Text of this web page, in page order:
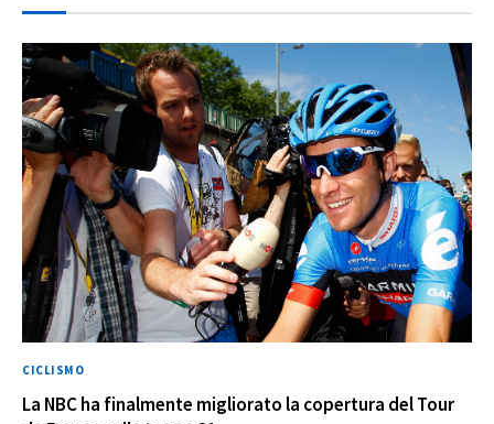
CICLISMO
La NBC ha finalmente migliorato la copertura del Tour